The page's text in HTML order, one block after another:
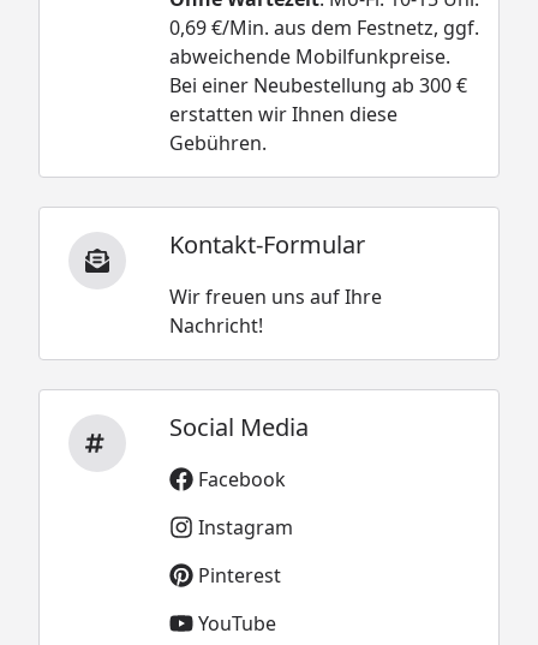
0,69 €/Min. aus dem Festnetz, ggf.
abweichende Mobilfunkpreise.
Bei einer Neubestellung ab 300 €
erstatten wir Ihnen diese
Gebühren.
Kontakt-Formular
Wir freuen uns auf Ihre
Nachricht!
Social Media
Facebook
Instagram
Pinterest
YouTube